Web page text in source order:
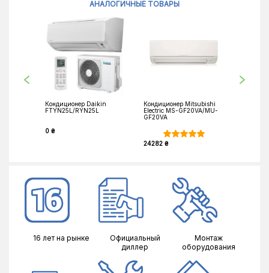
АНАЛОГИЧНЫЕ ТОВАРЫ
Кондиционер Daikin
FTYN25L/RYN25L
0 ₴
Кондиционер Mitsubishi
Electric MS-GF20VA/MU-
GF20VA
24282 ₴
16 лет на рынке
Официальный
диллер
Монтаж
оборудования